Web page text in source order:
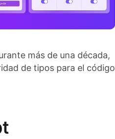
más de una década,
de tipos para el código